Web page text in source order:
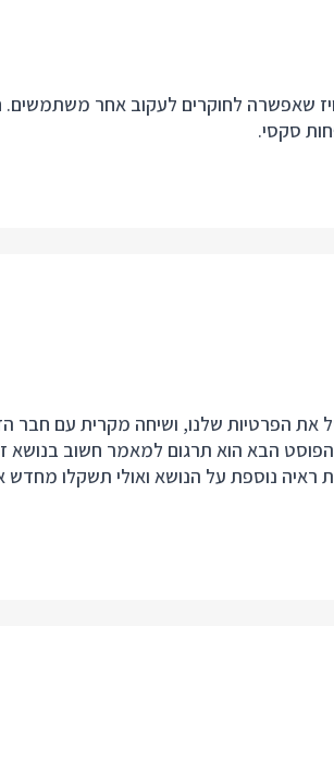
שאפשרה לחוקרים לעקוב אחר משתמשים.
סקסי.
את הפרטיות שלנו, ושיחה מקרית עם חבר
הבא הוא תרגום למאמר חשוב בנושא
ראיה נוספת על הנושא ואולי תשקלו מחדש